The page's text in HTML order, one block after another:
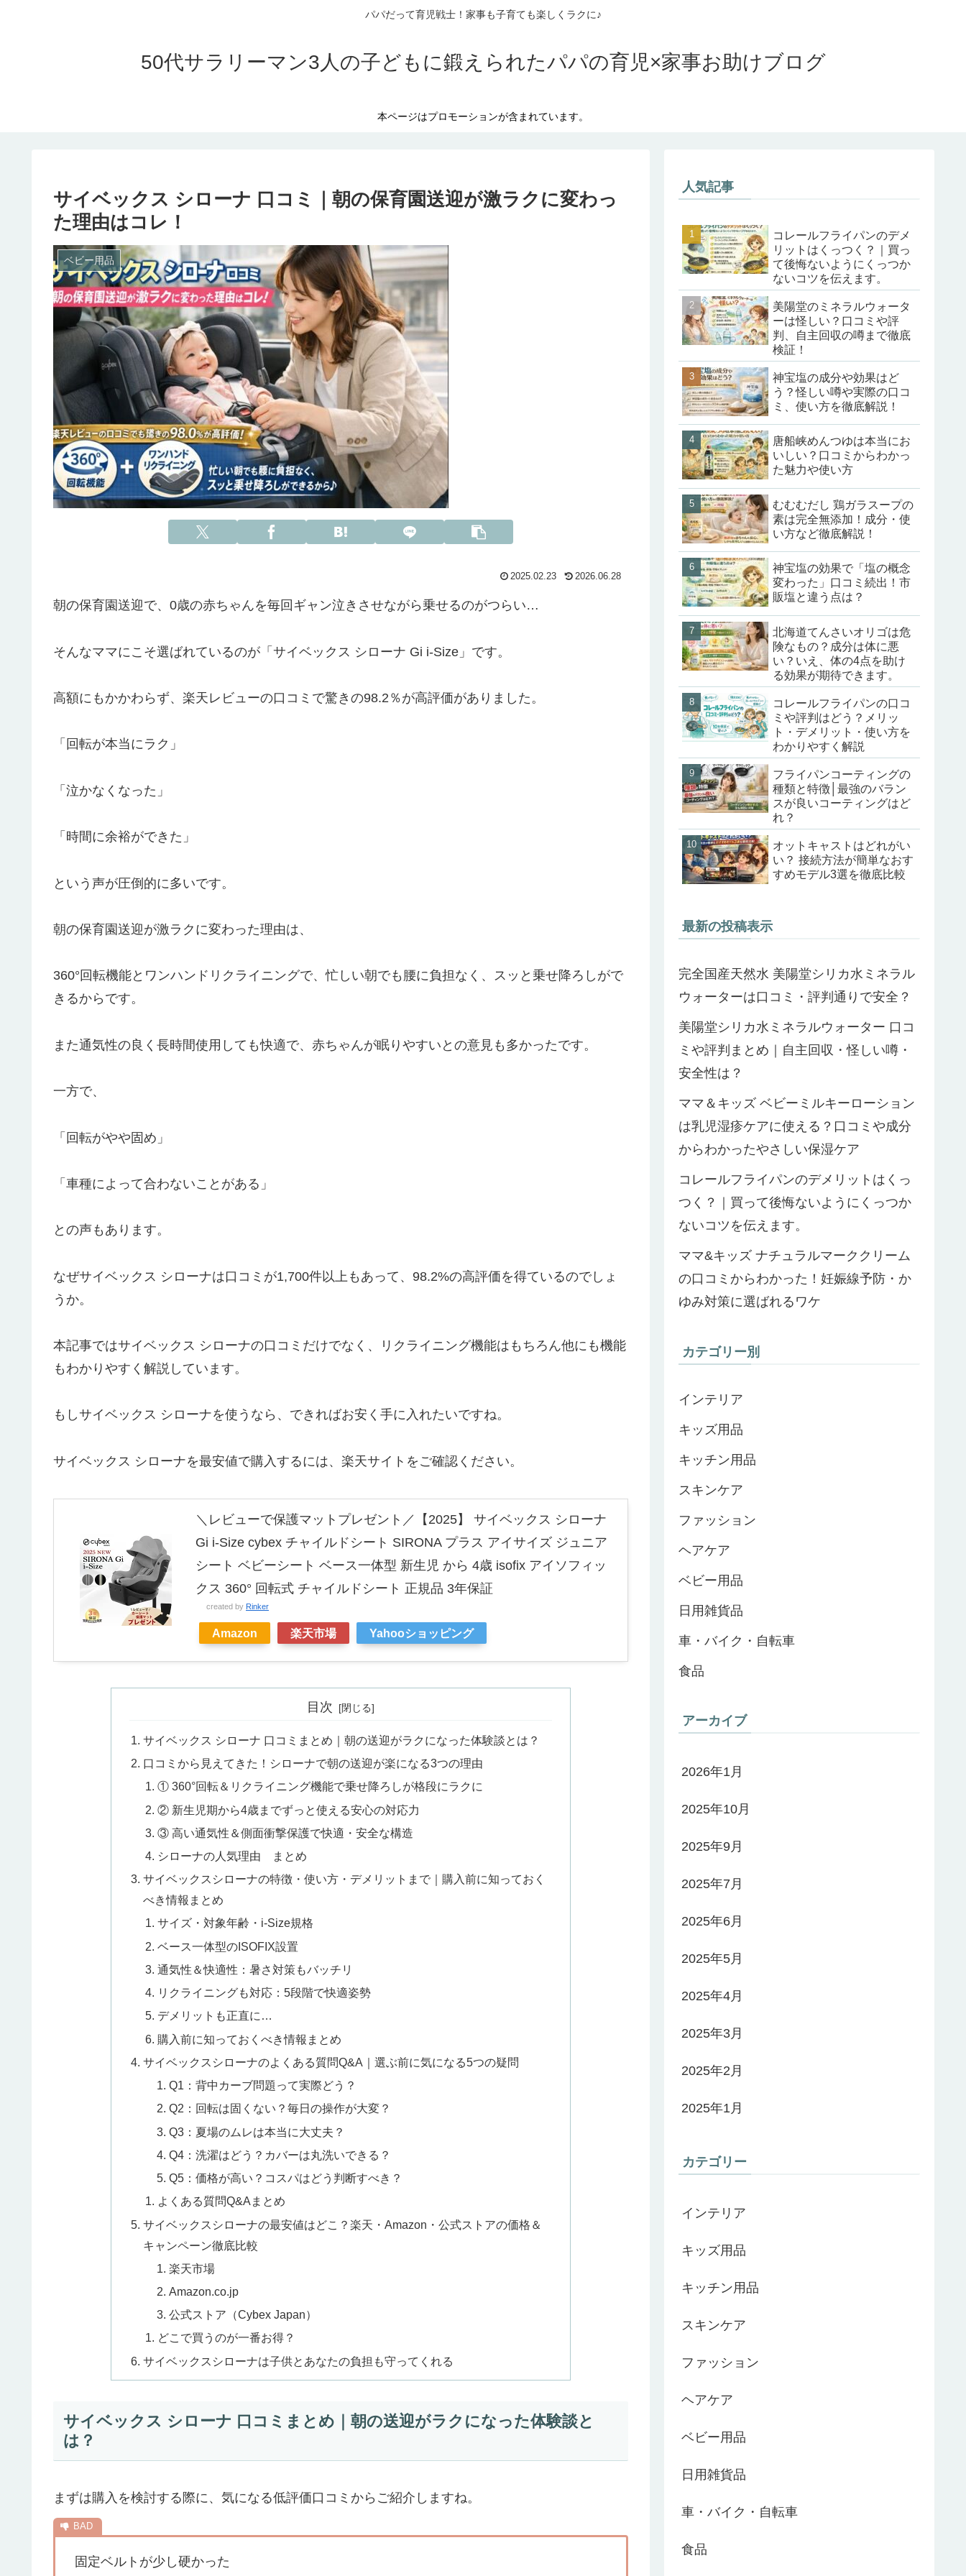
パパだって育児戦士！家事も子育ても楽しくラクに♪
50代サラリーマン3人の子どもに鍛えられたパパの育児×家事お助けブログ
本ページはプロモーションが含まれています。
サイベックス シローナ 口コミ｜朝の保育園送迎が激ラクに変わっ
た理由はコレ！
ベビー用品
2025.02.23 2026.06.28
朝の保育園送迎で、0歳の赤ちゃんを毎回ギャン泣きさせながら乗せるのがつらい…
そんなママにこそ選ばれているのが「サイベックス シローナ Gi i-Size」です。
高額にもかかわらず、楽天レビューの口コミで驚きの98.2％が高評価がありました。
「回転が本当にラク」
「泣かなくなった」
「時間に余裕ができた」
という声が圧倒的に多いです。
朝の保育園送迎が激ラクに変わった理由は、
360°回転機能とワンハンドリクライニングで、忙しい朝でも腰に負担なく、スッと乗せ降ろしがで
きるからです。
また通気性の良く長時間使用しても快適で、赤ちゃんが眠りやすいとの意見も多かったです。
一方で、
「回転がやや固め」
「車種によって合わないことがある」
との声もあります。
なぜサイベックス シローナは口コミが1,700件以上もあって、98.2%の高評価を得ているのでしょ
うか。
本記事ではサイベックス シローナの口コミだけでなく、リクライニング機能はもちろん他にも機能
もわかりやすく解説しています。
もしサイベックス シローナを使うなら、できればお安く手に入れたいですね。
サイベックス シローナを最安値で購入するには、楽天サイトをご確認ください。
＼レビューで保護マットプレゼント／【2025】 サイベックス シローナ
Gi i-Size cybex チャイルドシート SIRONA プラス アイサイズ ジュニア
シート ベビーシート ベース一体型 新生児 から 4歳 isofix アイソフィッ
クス 360° 回転式 チャイルドシート 正規品 3年保証
created by Rinker
Amazon 楽天市場 Yahooショッピング
目次
サイベックス シローナ 口コミまとめ｜朝の送迎がラクになった体験談とは？
口コミから見えてきた！シローナで朝の送迎が楽になる3つの理由
① 360°回転＆リクライニング機能で乗せ降ろしが格段にラクに
② 新生児期から4歳までずっと使える安心の対応力
③ 高い通気性＆側面衝撃保護で快適・安全な構造️
シローナの人気理由 まとめ
サイベックスシローナの特徴・使い方・デメリットまで｜購入前に知っておく
べき情報まとめ
サイズ・対象年齢・i-Size規格
ベース一体型のISOFIX設置
通気性＆快適性：暑さ対策もバッチリ
リクライニングも対応：5段階で快適姿勢
デメリットも正直に…
購入前に知っておくべき情報まとめ
サイベックスシローナのよくある質問Q&A｜選ぶ前に気になる5つの疑問
Q1：背中カーブ問題って実際どう？
Q2：回転は固くない？毎日の操作が大変？
Q3：夏場のムレは本当に大丈夫？
Q4：洗濯はどう？カバーは丸洗いできる？
Q5：価格が高い？コスパはどう判断すべき？
よくある質問Q&Aまとめ
サイベックスシローナの最安値はどこ？楽天・Amazon・公式ストアの価格＆
キャンペーン徹底比較
楽天市場
Amazon.co.jp
公式ストア（Cybex Japan）
どこで買うのが一番お得？
サイベックスシローナは子供とあなたの負担も守ってくれる
サイベックス シローナ 口コミまとめ｜朝の送迎がラクになった体験談と
は？
まずは購入を検討する際に、気になる低評価口コミからご紹介しますね。
固定ベルトが少し硬かった
人気記事
コレールフライパンのデメ
リットはくっつく？｜買っ
て後悔ないようにくっつか
ないコツを伝えます。
美陽堂のミネラルウォータ
ーは怪しい？口コミや評
判、自主回収の噂まで徹底
検証！
神宝塩の成分や効果はど
う？怪しい噂や実際の口コ
ミ、使い方を徹底解説！
唐船峡めんつゆは本当にお
いしい？口コミからわかっ
た魅力や使い方
むむむだし 鶏ガラスープの
素は完全無添加！成分・使
い方など徹底解説！
神宝塩の効果で「塩の概念
変わった」口コミ続出！市
販塩と違う点は？
北海道てんさいオリゴは危
険なもの？成分は体に悪
い？いえ、体の4点を助け
る効果が期待できます。
コレールフライパンの口コ
ミや評判はどう？メリッ
ト・デメリット・使い方を
わかりやすく解説
フライパンコーティングの
種類と特徴│最強のバラン
スが良いコーティングはど
れ？
オットキャストはどれがい
い？ 接続方法が簡単なおす
すめモデル3選を徹底比較
最新の投稿表示
完全国産天然水 美陽堂シリカ水ミネラル
ウォーターは口コミ・評判通りで安全？
美陽堂シリカ水ミネラルウォーター 口コ
ミや評判まとめ｜自主回収・怪しい噂・
安全性は？
ママ＆キッズ ベビーミルキーローション
は乳児湿疹ケアに使える？口コミや成分
からわかったやさしい保湿ケア
コレールフライパンのデメリットはくっ
つく？｜買って後悔ないようにくっつか
ないコツを伝えます。
ママ&キッズ ナチュラルマーククリーム
の口コミからわかった！妊娠線予防・か
ゆみ対策に選ばれるワケ
カテゴリー別
インテリア
キッズ用品
キッチン用品
スキンケア
ファッション
ヘアケア
ベビー用品
日用雑貨品
車・バイク・自転車
食品
アーカイブ
2026年1月
2025年10月
2025年9月
2025年7月
2025年6月
2025年5月
2025年4月
2025年3月
2025年2月
2025年1月
カテゴリー
インテリア
キッズ用品
キッチン用品
スキンケア
ファッション
ヘアケア
ベビー用品
日用雑貨品
車・バイク・自転車
食品